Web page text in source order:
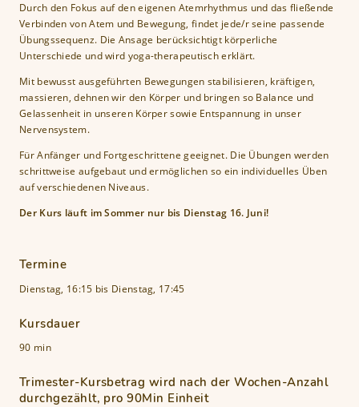
n
Durch den Fokus auf den eigenen Atemrhythmus und das fließende
Verbinden von Atem und Bewegung, findet jede/r seine passende
Übungssequenz. Die Ansage berücksichtigt körperliche
Unterschiede und wird yoga-therapeutisch erklärt.
Mit bewusst ausgeführten Bewegungen stabilisieren, kräftigen,
massieren, dehnen wir den Körper und bringen so Balance und
Gelassenheit in unseren Körper sowie Entspannung in unser
Nervensystem.
Für Anfänger und Fortgeschrittene geeignet. Die Übungen werden
schrittweise aufgebaut und ermöglichen so ein individuelles Üben
auf verschiedenen Niveaus.
Der Kurs läuft im Sommer nur bis Dienstag 16. Juni!
Termine
Dienstag, 16:15 bis Dienstag, 17:45
Kursdauer
90 min
Trimester-Kursbetrag wird nach der Wochen-Anzahl
durchgezählt, pro 90Min Einheit